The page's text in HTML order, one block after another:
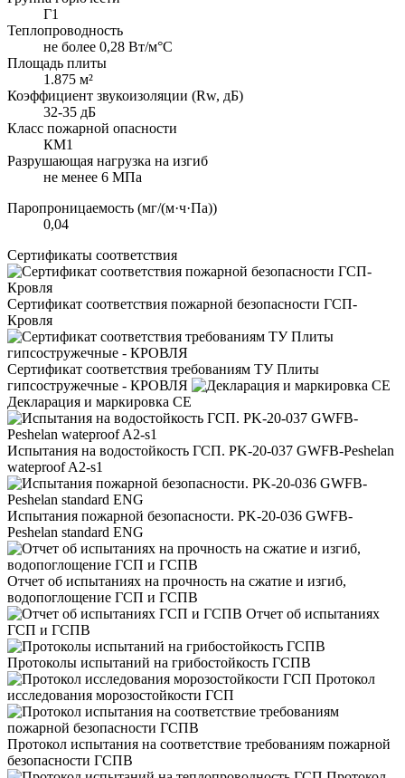
Г1
Теплопроводность
не более 0,28 Вт/м°С
Площадь плиты
1.875 м²
Коэффициент звукоизоляции (Rw, дБ)
32-35 дБ
Класс пожарной опасности
КМ1
Разрушающая нагрузка на изгиб
не менее 6 МПа
Паропроницаемость (мг/(м·ч·Па))
0,04
Сертификаты соответствия
Сертификат соответствия пожарной безопасности ГСП-
Кровля
Сертификат соответствия требованиям ТУ Плиты
гипсостружечные - КРОВЛЯ
Декларация и маркировка CE
Испытания на водостойкость ГСП. PK-20-037 GWFB-Peshelan
wateproof A2-s1
Испытания пожарной безопасности. PK-20-036 GWFB-
Peshelan standard ENG
Отчет об испытаниях на прочность на сжатие и изгиб,
водопоглощение ГСП и ГСПВ
Отчет об испытаниях
ГСП и ГСПВ
Протоколы испытаний на грибостойкость ГСПВ
Протокол
исследования морозостойкости ГСП
Протокол испытания на соответствие требованиям пожарной
безопасности ГСПВ